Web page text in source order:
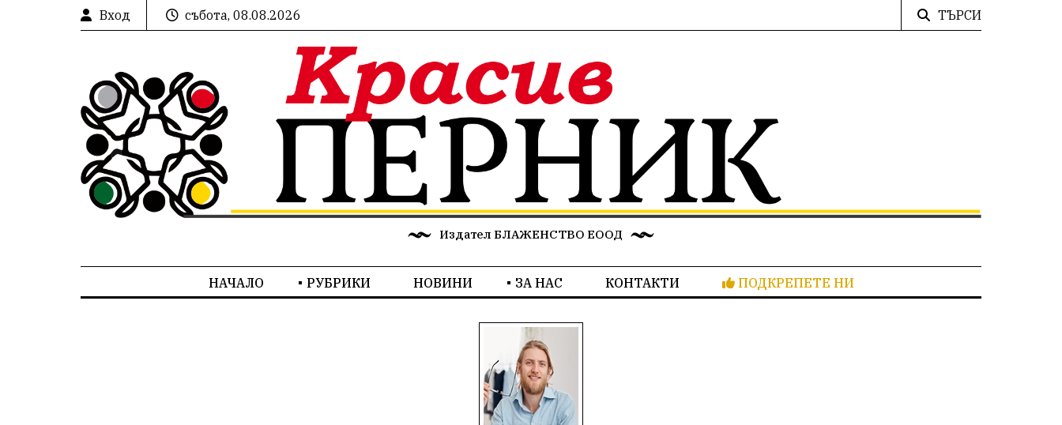
Вход събота, 08.08.2026 ТЪРСИ
Издател БЛАЖЕНСТВО ЕООД
НАЧАЛО РУБРИКИ НОВИНИ ЗА НАС КОНТАКТИ ПОДКРЕПЕТЕ НИ